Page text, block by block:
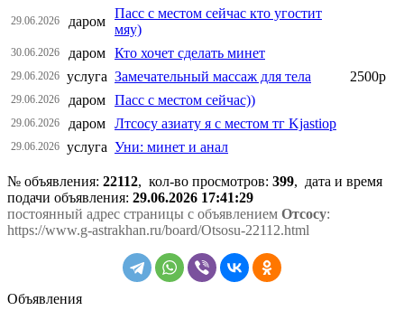
29.06.2026 даром
Пасс с местом сейчас кто угостит
мяу)
30.06.2026 даром Кто хочет сделать минет
29.06.2026 услуга Замечательный массаж для тела 2500р
29.06.2026 даром Пасс с местом сейчас))
29.06.2026 даром Лтсосу азиату я с местом тг Kjastiop
29.06.2026 услуга Уни: минет и анал
№ объявления: 22112, кол-во просмотров: 399, дата и время
подачи объявления: 29.06.2026 17:41:29
постоянный адрес страницы с объявлением Отсосу:
https://www.g-astrakhan.ru/board/Otsosu-22112.html
Объявления